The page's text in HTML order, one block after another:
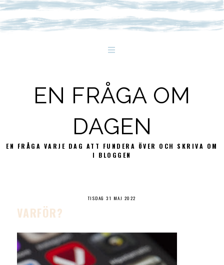
EN FRÅGA OM
DAGEN
EN FRÅGA VARJE DAG ATT FUNDERA ÖVER OCH SKRIVA OM
I BLOGGEN
TISDAG 31 MAJ 2022
VARFÖR?